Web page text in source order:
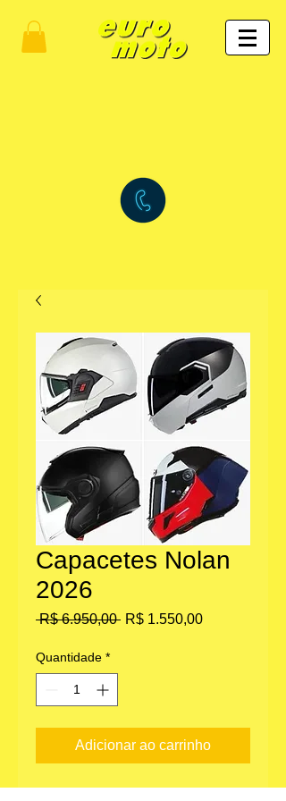
Capacetes Nolan
2026
R$ 6.950,00 Preço
R$ 1.550,00Preço
Quantidade *
Adicionar ao carrinho